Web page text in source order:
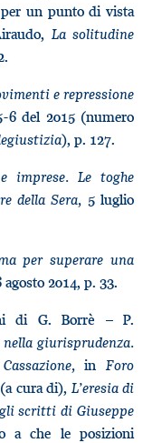
per un punto di vista
La solitudine
e repressione
6 del 2015 (numero
), p. 127.
imprese. Le toghe
della Sera, 5 luglio
per superare una
agosto 2014, p. 33.
di G. Borrè – P.
giurisprudenza.
in Foro
cura di), L’eresia di
scritti di Giuseppe
a che le posizioni